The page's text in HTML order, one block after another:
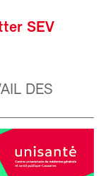
SEV
DES